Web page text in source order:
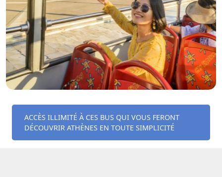
ACCÈS ILLIMITÉ À CES BUS QUI VOUS FERONT
DÉCOUVRIR ATHÈNES EN TOUTE SIMPLICITÉ